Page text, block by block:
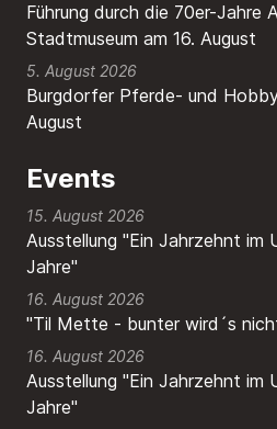
Führung durch die 70er-Jahre
Stadtmuseum am 16. August
Burgdorfer Pferde- und
August
5. August 2026
Events
15. August 2026
Ausstellung "Ein Jahrzehnt im
Jahre"
16. August 2026
"Til Mette - bunter wird´s
16. August 2026
Ausstellung "Ein Jahrzehnt im
Jahre"